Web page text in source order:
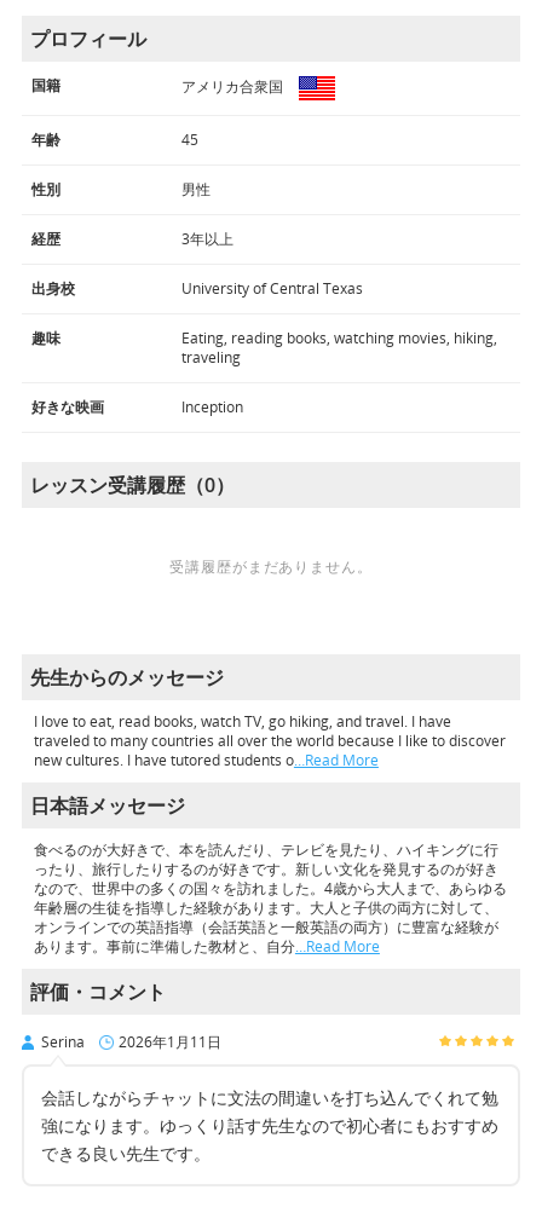
プロフィール
国籍 アメリカ合衆国
年齢 45
性別 男性
経歴 3年以上
出身校 University of Central Texas
趣味
Eating, reading books, watching movies, hiking,
traveling
好きな映画 Inception
レッスン受講履歴（0）
受講履歴がまだありません。
先生からのメッセージ
I love to eat, read books, watch TV, go hiking, and travel. I have
traveled to many countries all over the world because I like to discover
new cultures. I have tutored students o…Read More
日本語メッセージ
食べるのが大好きで、本を読んだり、テレビを見たり、ハイキングに行
ったり、旅行したりするのが好きです。新しい文化を発見するのが好き
なので、世界中の多くの国々を訪れました。4歳から大人まで、あらゆる
年齢層の生徒を指導した経験があります。大人と子供の両方に対して、
オンラインでの英語指導（会話英語と一般英語の両方）に豊富な経験が
あります。事前に準備した教材と、自分…Read More
評価・コメント
Serina 2026年1月11日
会話しながらチャットに文法の間違いを打ち込んでくれて勉
強になります。ゆっくり話す先生なので初心者にもおすすめ
できる良い先生です。